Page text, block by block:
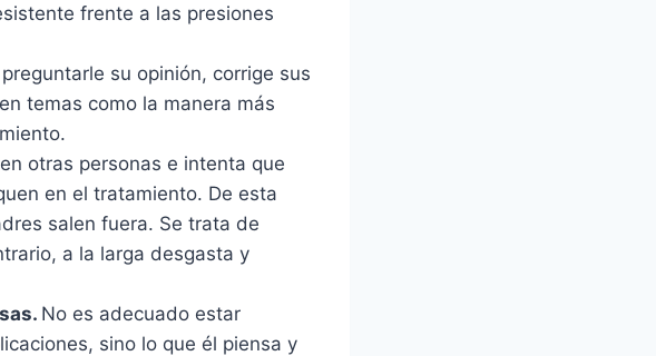
frente a las presiones
su opinión, corrige sus
temas como la manera más
otras personas e intenta que
en el tratamiento. De esta
salen fuera. Se trata de
a la larga desgasta y
No es adecuado estar
sino lo que él piensa y